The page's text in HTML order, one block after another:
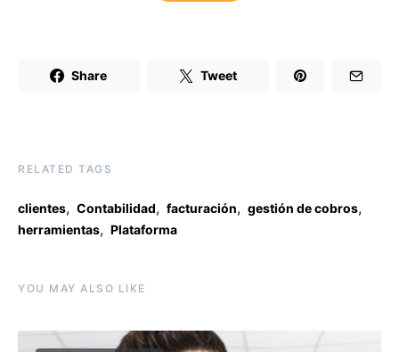
Share Tweet
RELATED TAGS
clientes, Contabilidad, facturación, gestión de cobros,
herramientas, Plataforma
YOU MAY ALSO LIKE